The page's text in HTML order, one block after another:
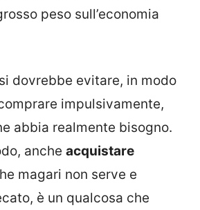
peso sull’economia
dovrebbe evitare, in modo
impulsivamente,
abbia realmente bisogno.
anche acquistare
magari non serve e
è un qualcosa che